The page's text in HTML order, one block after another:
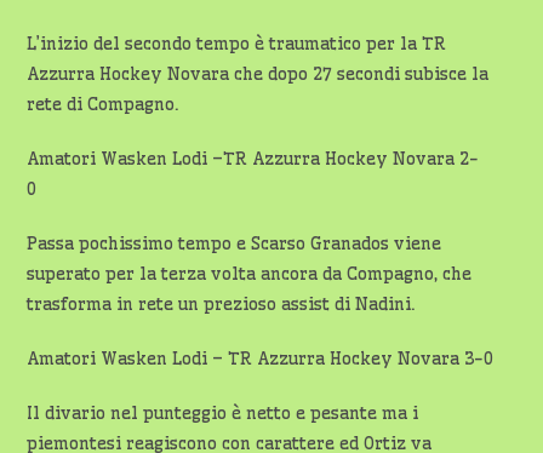
L’inizio del secondo tempo è traumatico per la TR
Azzurra Hockey Novara che dopo 27 secondi subisce la
rete di Compagno.
Amatori Wasken Lodi –TR Azzurra Hockey Novara 2-
0
Passa pochissimo tempo e Scarso Granados viene
superato per la terza volta ancora da Compagno, che
trasforma in rete un prezioso assist di Nadini.
Amatori Wasken Lodi – TR Azzurra Hockey Novara 3-0
Il divario nel punteggio è netto e pesante ma i
piemontesi reagiscono con carattere ed Ortiz va